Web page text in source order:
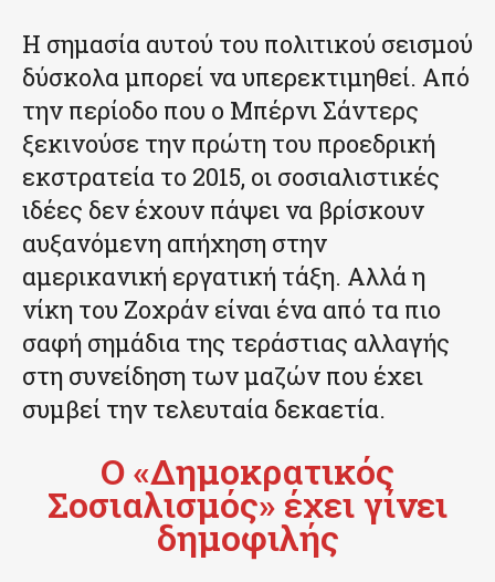
Η σημασία αυτού του πολιτικού σεισμού
δύσκολα μπορεί να υπερεκτιμηθεί. Από
την περίοδο που ο Μπέρνι Σάντερς
ξεκινούσε την πρώτη του προεδρική
εκστρατεία το 2015, οι σοσιαλιστικές
ιδέες δεν έχουν πάψει να βρίσκουν
αυξανόμενη απήχηση στην
αμερικανική εργατική τάξη. Αλλά η
νίκη του Ζοχράν είναι ένα από τα πιο
σαφή σημάδια της τεράστιας αλλαγής
στη συνείδηση των μαζών που έχει
συμβεί την τελευταία δεκαετία.
Ο «Δημοκρατικός
Σοσιαλισμός» έχει γίνει
δημοφιλής